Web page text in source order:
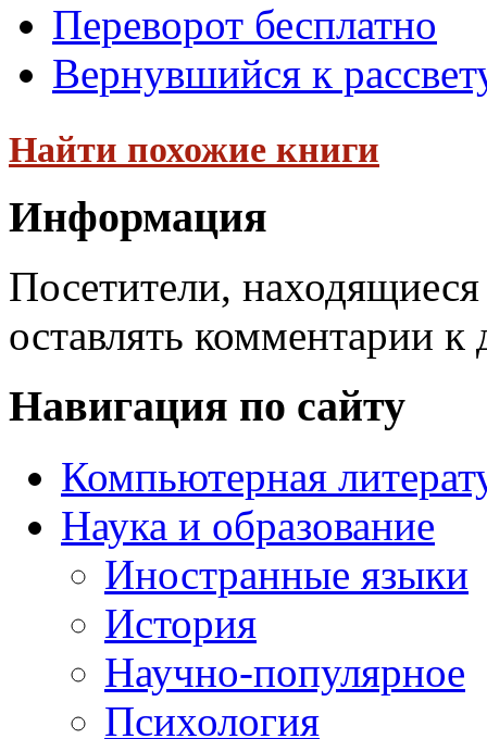
Переворот бесплатно
Вернувшийся к
Найти похожие книги
Информация
Посетители,
оставлять комментарии к
Навигация по сайту
Компьютерная
Наука и образование
Иностранные языки
История
Научно-популярное
Психология